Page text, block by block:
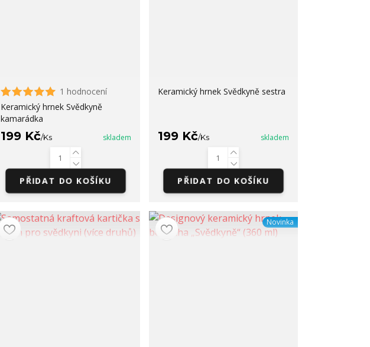
1 hodnocení
Keramický hrnek Svědkyně
kamarádka
199 Kč/Ks skladem
PŘIDAT DO KOŠÍKU
Keramický hrnek Svědkyně sestra
199 Kč/Ks skladem
PŘIDAT DO KOŠÍKU
Novinka